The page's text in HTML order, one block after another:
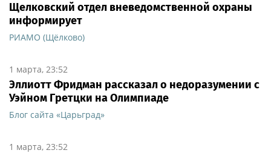
Щелковский отдел вневедомственной охраны
информирует
РИАМО (Щёлково)
1 марта, 23:52
Эллиотт Фридман рассказал о недоразумении с
Уэйном Гретцки на Олимпиаде
Блог сайта «Царьград»
1 марта, 23:52